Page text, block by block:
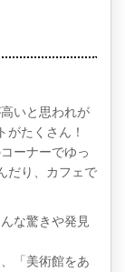
いと思われが
たくさん！
ーナーでゆっ
だり、カフェで
な驚きや発見
「美術館をあ